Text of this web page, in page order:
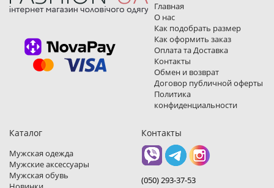
Главная
О нас
Как подобрать размер
Как оформить заказ
Оплата та Доставка
Контакты
Обмен и возврат
Договор публичной оферты
Политика
конфиденциальности
Каталог
Мужская одежда
Мужские аксессуары
Мужская обувь
Контакты
(050) 293-37-53